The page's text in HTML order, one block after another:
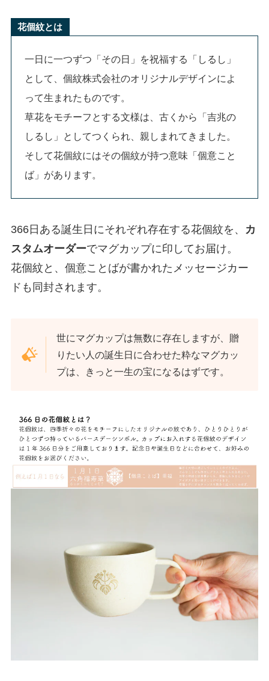
花個紋とは
一日に一つずつ「その日」を祝福する「しるし」
として、個紋株式会社のオリジナルデザインによ
って生まれたものです。
草花をモチーフとする文様は、古くから「吉兆の
しるし」としてつくられ、親しまれてきました。
そして花個紋にはその個紋が持つ意味「個意こと
ば」があります。
366日ある誕生日にそれぞれ存在する花個紋を、
カ
スタムオーダーでマグカップに印してお届け。
花個紋と、個意ことばが書かれたメッセージカー
ドも同封されます。
世にマグカップは無数に存在しますが、贈
りたい人の誕生日に合わせた粋なマグカッ
プは、きっと一生の宝になるはずです。